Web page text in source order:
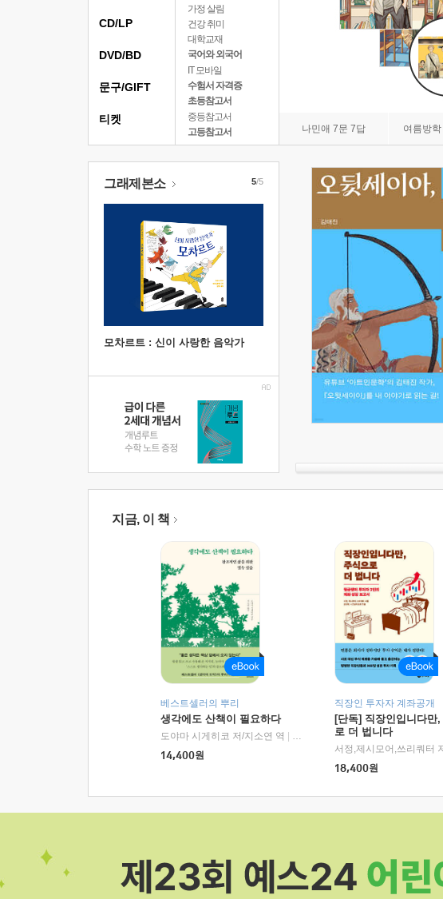
가정 살림
건강 취미
대학교재
국어와 외국어
IT 모바일
수험서 자격증
초등참고서
중등참고서
고등참고서
나민애 7문 7답 여름방
CD/LP
DVD/BD
문구/GIFT
티켓
그래제본소
모차르트 : 신이 사랑한 음악가
5/5
지금, 이 책
베스트셀러의 뿌리
생각에도 산책이 필요하다
도야마 시게히코 저/지소연 역
알에이치코리아(RHK)
14,400원
직장인 투자자 계좌공개
[단독] 직장인입니다만
로 더 법니다
18,400원